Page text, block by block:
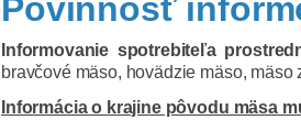
Povinnosť
Informovanie spotrebiteľa
bravčové mäso, hovädzie mäso,
Informácia o krajine pôvodu mäsa